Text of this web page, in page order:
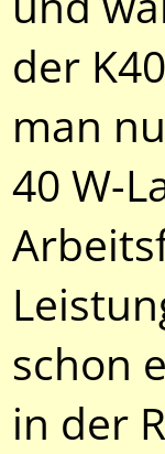
der
man
40 W-
schon
in der